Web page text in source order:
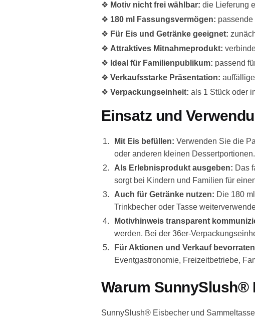
❖ Motiv nicht frei wählbar: die Lieferung
❖ 180 ml Fassungsvermögen:
❖ Für Eis und Getränke geeignet:
❖ Attraktives Mitnahmeprodukt:
❖ Ideal für Familienpublikum: passend
❖ Verkaufsstarke Präsentation:
❖ Verpackungseinheit: als 1 Stück oder
Einsatz und
Mit Eis befüllen: Verwenden Sie die
oder anderen kleinen Dessertportionen.
Als Erlebnisprodukt ausgeben: Das
sorgt bei Kindern und Familien für
Auch für Getränke nutzen: Die 180
Trinkbecher oder Tasse
Motivhinweis transparent
werden. Bei der 36er-
Für Aktionen und Verkauf
Eventgastronomie, Freizeitbetriebe,
Warum SunnySlush®
SunnySlush® Eisbecher und